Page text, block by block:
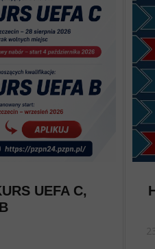
UEFA C,